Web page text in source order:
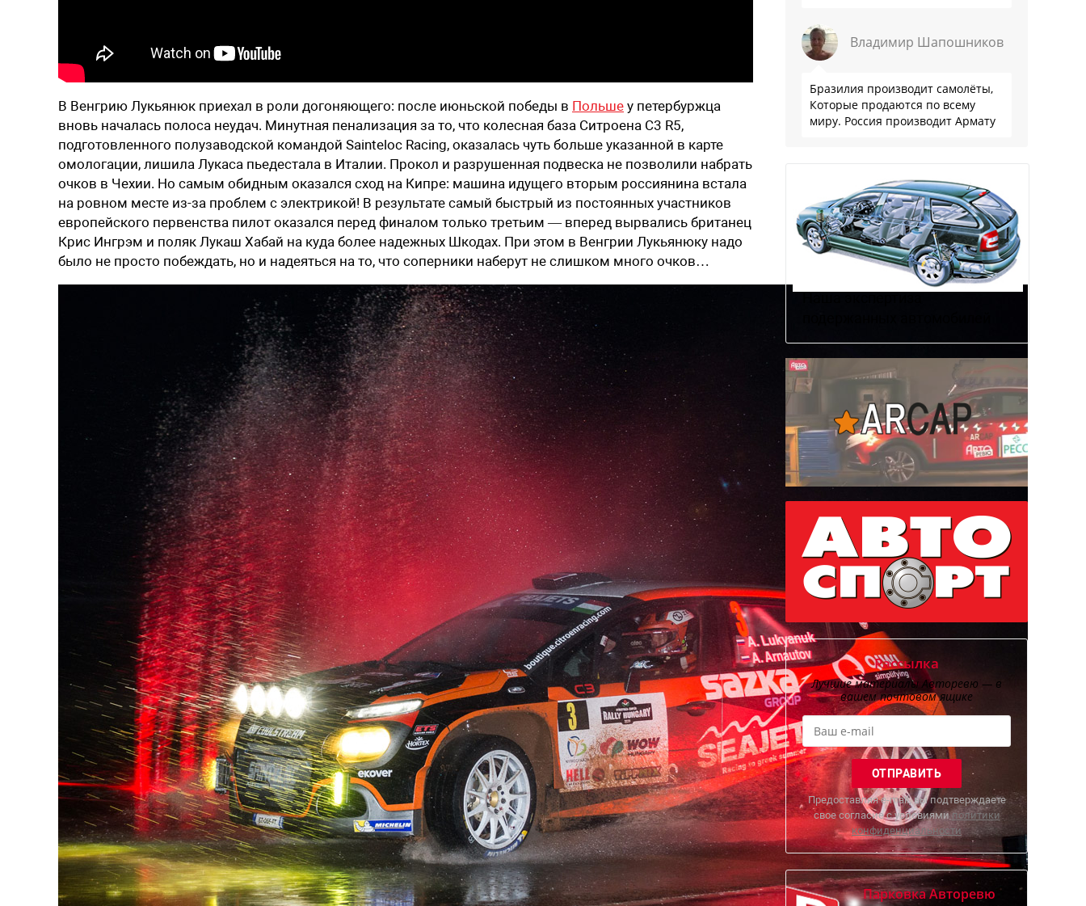
В Венгрию Лукьянюк приехал в роли догоняющего: после июньской победы в Польше у петербуржца
вновь началась полоса неудач. Минутная пенализация за то, что колесная база Ситроена C3 R5,
подготовленного полузаводской командой Sainteloc Racing, оказалась чуть больше указанной в карте
омологации, лишила Лукаса пьедестала в Италии. Прокол и разрушенная подвеска не позволили набрать
очков в Чехии. Но самым обидным оказался сход на Кипре: машина идущего вторым россиянина встала
на ровном месте из-за проблем с электрикой! В результате самый быстрый из постоянных участников
европейского первенства пилот оказался перед финалом только третьим — вперед вырвались британец
Крис Ингрэм и поляк Лукаш Хабай на куда более надежных Шкодах. При этом в Венгрии Лукьянюку надо
было не просто побеждать, но и надеяться на то, что соперники наберут не слишком много очков…
Владимир Шапошников
Бразилия производит самолёты,
Которые продаются по всему
миру. Россия производит Армату
Рассылка
Лучшие материалы Авторевю — в
вашем почтовом ящике
Предоставляя e-mail, вы подтверждаете
свое согласие с условиямиполитики
конфиденциальности
Парковка Авторевю